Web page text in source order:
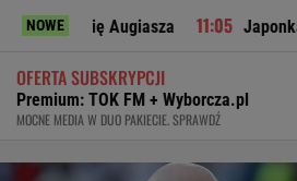
NOWE Japonka oniemiała,
OFERTA SUBSKRYPCJI
Premium: TOK FM + Wyborcza.pl
MOCNE MEDIA W DUO PAKIECIE. SPRAWDŹ